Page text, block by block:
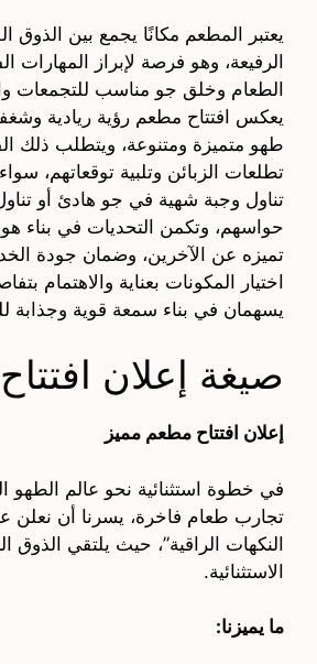
يعتبر المطعم مكانًا يجمع بين الذوق
الرفيعة، وهو فرصة لإبراز المهارات
الطعام وخلق جو مناسب للتجمعات
يعكس افتتاح مطعم رؤية ريادية
طهو متميزة ومتنوعة، ويتطلب ذلك
تطلعات الزبائن وتلبية توقعاتهم،
تناول وجبة شهية في جو هادئ أو
حواسهم، وتكمن التحديات في بناء
تميزه عن الآخرين، وضمان جودة
اختيار المكونات بعناية والاهتمام
يسهمان في بناء سمعة قوية وجذابة
صيغة إعلان
إعلان افتتاح مطعم مميز
في خطوة استثنائية نحو عالم الطهو
تجارب طعام فاخرة، يسرنا أن نعلن
النكهات الراقية”، حيث يلتقي الذوق
الاستثنائية.
ما يميزنا: